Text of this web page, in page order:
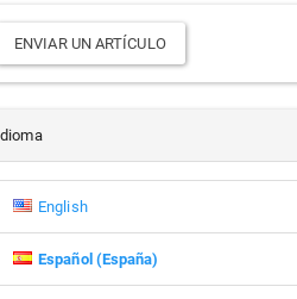
ENVIAR UN ARTÍCULO
English
Español (España)